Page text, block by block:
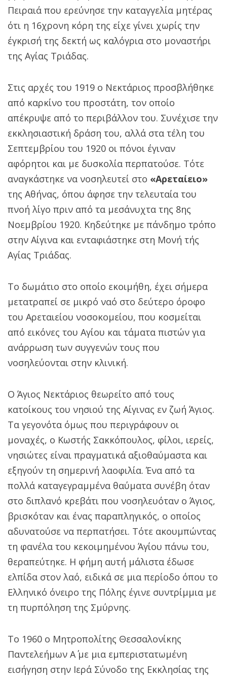
Πειραιά που ερεύνησε την καταγγελία μητέρας
ότι η 16χρονη κόρη της είχε γίνει χωρίς την
έγκρισή της δεκτή ως καλόγρια στο μοναστήρι
της Αγίας Τριάδας.
Στις αρχές του 1919 ο Νεκτάριος προσβλήθηκε
από καρκίνο του προστάτη, τον οποίο
απέκρυψε από το περιβάλλον του. Συνέχισε την
εκκλησιαστική δράση του, αλλά στα τέλη του
Σεπτεμβρίου του 1920 οι πόνοι έγιναν
αφόρητοι και με δυσκολία περπατούσε. Τότε
αναγκάστηκε να νοσηλευτεί στο «Αρεταίειο»
της Αθήνας, όπου άφησε την τελευταία του
πνοή λίγο πριν από τα μεσάνυχτα της 8ης
Νοεμβρίου 1920. Κηδεύτηκε με πάνδημο τρόπο
στην Αίγινα και ενταφιάστηκε στη Μονή τής
Αγίας Τριάδας.
Το δωμάτιο στο οποίο εκοιμήθη, έχει σήμερα
μετατραπεί σε μικρό ναό στο δεύτερο όροφο
του Αρεταιείου νοσοκομείου, που κοσμείται
από εικόνες του Αγίου και τάματα πιστών για
ανάρρωση των συγγενών τους που
νοσηλεύονται στην κλινική.
Ο Άγιος Nεκτάριος θεωρείτο από τους
κατοίκους του νησιού της Αίγινας εν ζωή Άγιος.
Τα γεγονότα όμως που περιγράφουν οι
μοναχές, ο Κωστής Σακκόπουλος, φίλοι, ιερείς,
νησιώτες είναι πραγματικά αξιοθαύμαστα και
εξηγούν τη σημερινή λαοφιλία. Ένα από τα
πολλά καταγεγραμμένα θαύματα συνέβη όταν
στο διπλανό κρεβάτι που νοσηλευόταν ο Άγιος,
βρισκόταν και ένας παραπληγικός, ο οποίος
αδυνατούσε να περπατήσει. Τότε ακουμπώντας
τη φανέλα του κεκοιμημένου Άγίου πάνω του,
θεραπεύτηκε. Η φήμη αυτή μάλιστα έδωσε
ελπίδα στον λαό, ειδικά σε μια περίοδο όπου το
Ελληνικό όνειρο της Πόλης έγινε συντρίμμια με
τη πυρπόληση της Σμύρνης.
Το 1960 ο Μητροπολίτης Θεσσαλονίκης
Παντελεήμων Α΄ με μια εμπεριστατωμένη
εισήγηση στην Ιερά Σύνοδο της Εκκλησίας της